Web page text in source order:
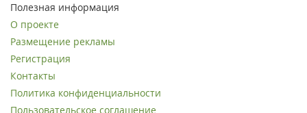
Полезная информация
О проекте
Размещение рекламы
Регистрация
Контакты
Политика конфиденциальности
Пользовательское соглашение